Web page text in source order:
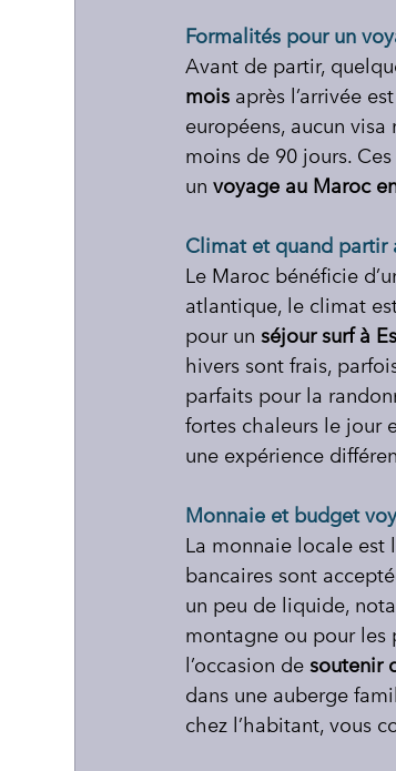
Formalités pour un
Avant de partir,
mois après l’arrivée
européens, aucun
moins de 90 jours.
un voyage au Maroc
Climat et quand partir
Le Maroc bénéficie
atlantique, le climat
pour un séjour surf à
hivers sont frais,
parfaits pour la
fortes chaleurs le jour
une expérience
Monnaie et budget
La monnaie locale est
bancaires sont
un peu de liquide,
montagne ou pour les
l’occasion de soutenir
dans une auberge
chez l’habitant, vous